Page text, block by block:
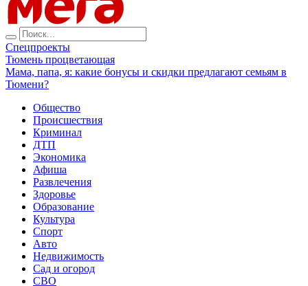
Спецпроекты
Тюмень процветающая
Мама, папа, я: какие бонусы и скидки предлагают семьям в
Тюмени?
Общество
Происшествия
Криминал
ДТП
Экономика
Афиша
Развлечения
Здоровье
Образование
Культура
Спорт
Авто
Недвижимость
Сад и огород
СВО